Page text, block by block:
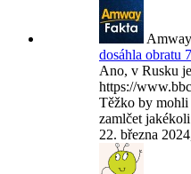
dosáhla obratu
Ano, v Rusku
https://
Těžko by
zamlčet
22. března